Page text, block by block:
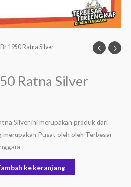
1950 Ratna Silver
Ratna Silver
Silver ini merupakan produk dari
merupakan Pusat oleh oleh Terbesar
ke keranjang